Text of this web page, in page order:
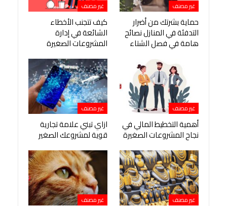
غير مصنف
حماية بشرتك من أضرار
التدفئة في المنازل نصائح
هامة في فصل الشتاء
غير مصنف
كيف تتجنب الأخطاء
الشائعة في إدارة
المشروعات الصغيرة
غير مصنف
أهمية التخطيط المالي في
نجاح المشروعات الصغيرة
غير مصنف
ازاي تبني علامة تجارية
قوية لمشروعك الصغير
غير مصنف غير مصنف